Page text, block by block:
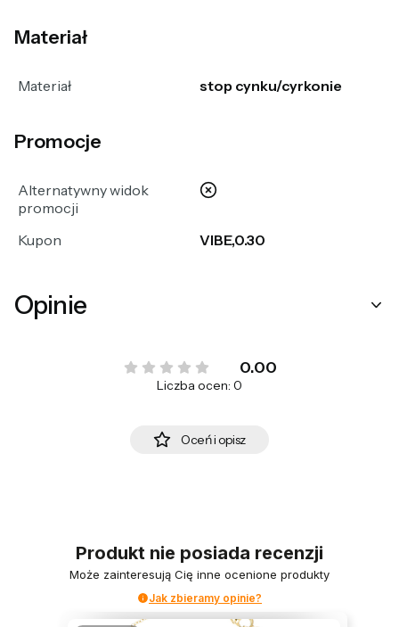
Materiał
Materiał stop cynku/cyrkonie
Promocje
Alternatywny widok
promocji
nie
Kupon VIBE,0.30
Opinie
0.00
Liczba ocen: 0
Oceń i opisz
Produkt nie posiada recenzji
Może zainteresują Cię inne ocenione produkty
Jak zbieramy opinie?